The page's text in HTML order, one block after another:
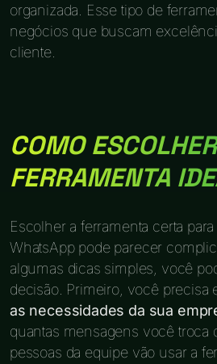
organizada. Esse tipo de
negócios que buscam
cliente.
COMO
FERRAMENTA
Escolher a ferramenta certa
WhatsApp pode parecer
algumas dicas simples, você
decisão. Primeiro, você precisa
as necessidades da sua
quantas mensagens você troca
pessoas da equipe vão usar a